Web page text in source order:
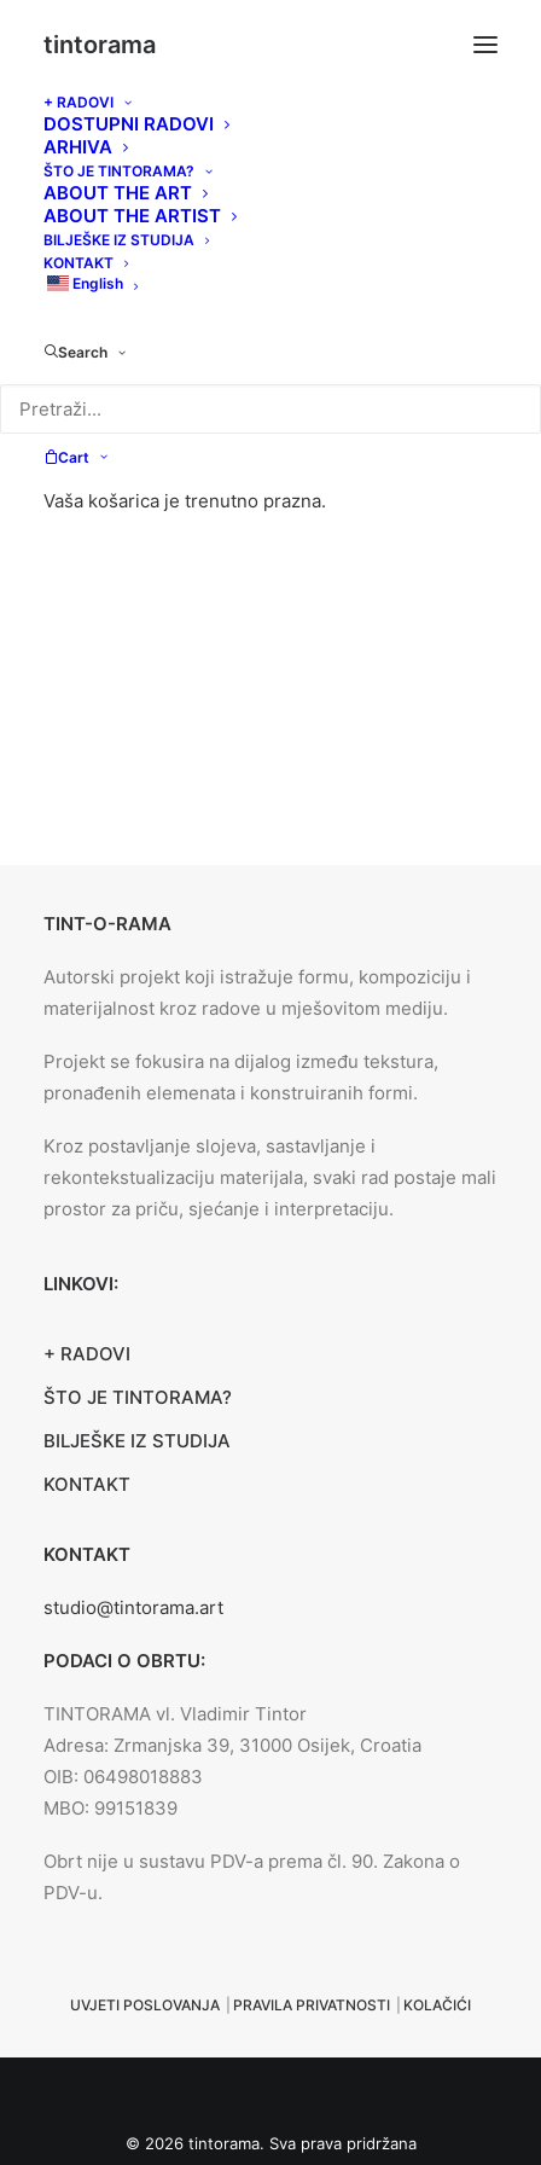
tintorama
+ RADOVI
DOSTUPNI RADOVI
ARHIVA
ŠTO JE TINTORAMA?
ABOUT THE ART
ABOUT THE ARTIST
BILJEŠKE IZ STUDIJA
KONTAKT
English
Search
Cart
Vaša košarica je trenutno prazna.
Cart
TINT-O-RAMA
Autorski projekt koji istražuje formu, kompoziciju i
materijalnost kroz radove u mješovitom mediju.
Projekt se fokusira na dijalog između tekstura,
pronađenih elemenata i konstruiranih formi.
Kroz postavljanje slojeva, sastavljanje i
rekontekstualizaciju materijala, svaki rad postaje mali
prostor za priču, sjećanje i interpretaciju.
LINKOVI:
+ RADOVI
ŠTO JE TINTORAMA?
BILJEŠKE IZ STUDIJA
KONTAKT
KONTAKT
studio@tintorama.art
PODACI O OBRTU:
TINTORAMA vl. Vladimir Tintor
Adresa: Zrmanjska 39, 31000 Osijek, Croatia
OIB: 06498018883
MBO: 99151839
Obrt nije u sustavu PDV-a prema čl. 90. Zakona o
PDV-u.
UVJETI POSLOVANJA PRAVILA PRIVATNOSTI KOLAČIĆI
© 2026 tintorama. Sva prava pridržana